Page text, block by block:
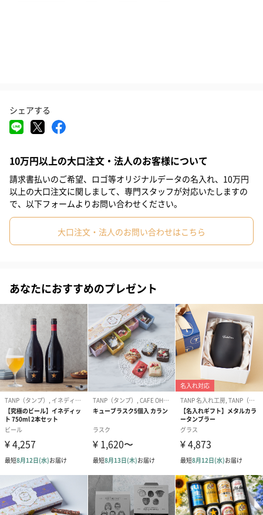
ダーを問わずにマルチに使えるのがポイント！デニムパンツやス
ニーカーとシンプルにまとめるコーディネートもおすすめです◎
タイリッシュなコーデに♡
商品詳細情報
綿100％ アッシュ、ミックスグレー：綿90％、ポリエ
【L】着丈73身幅55袖丈22
【XL】着丈77身幅58袖丈24
丸胴使用
商品オプション情報
お届けボックスオプション
配送用のダンボールを装飾いたします。お相手のご住所に直接お
送りする際に人気のオプションです。お相手に直接手渡しする場
合は、紙袋との併用もおすすめです。
シェアする
10万円以上の大口注文・法人のお客様について
請求書払いのご希望、ロゴ等オリジナルデータの名入れ、10万円
以上の大口注文に関しまして、専門スタッフが対応いたしますの
で、以下フォームよりお問い合わせください。
大口注文・法人のお問い合わせはこちら
あなたにおすすめのプレゼント